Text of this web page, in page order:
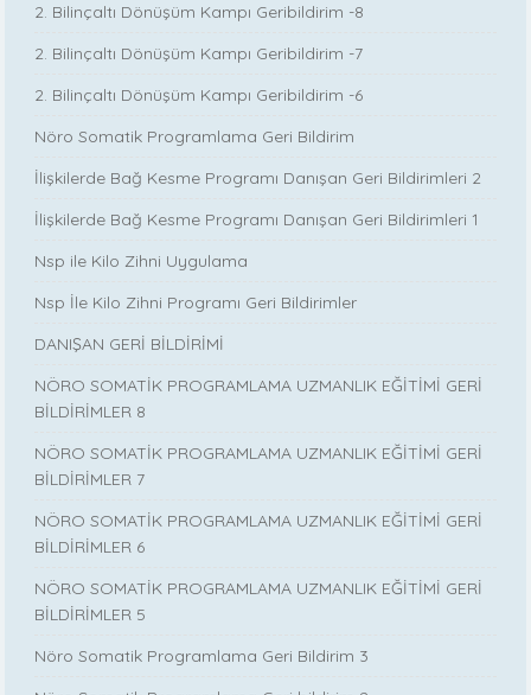
2. Bilinçaltı Dönüşüm Kampı Geribildirim -8
2. Bilinçaltı Dönüşüm Kampı Geribildirim -7
2. Bilinçaltı Dönüşüm Kampı Geribildirim -6
Nöro Somatik Programlama Geri Bildirim
İlişkilerde Bağ Kesme Programı Danışan Geri Bildirimleri 2
İlişkilerde Bağ Kesme Programı Danışan Geri Bildirimleri 1
Nsp ile Kilo Zihni Uygulama
Nsp İle Kilo Zihni Programı Geri Bildirimler
DANIŞAN GERİ BİLDİRİMİ
NÖRO SOMATİK PROGRAMLAMA UZMANLIK EĞİTİMİ GERİ
BİLDİRİMLER 8
NÖRO SOMATİK PROGRAMLAMA UZMANLIK EĞİTİMİ GERİ
BİLDİRİMLER 7
NÖRO SOMATİK PROGRAMLAMA UZMANLIK EĞİTİMİ GERİ
BİLDİRİMLER 6
NÖRO SOMATİK PROGRAMLAMA UZMANLIK EĞİTİMİ GERİ
BİLDİRİMLER 5
Nöro Somatik Programlama Geri Bildirim 3